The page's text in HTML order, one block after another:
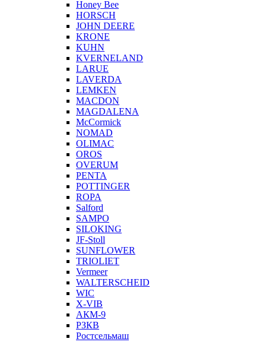
Honey Bee
HORSCH
JOHN DEERE
KRONE
KUHN
KVERNELAND
LARUE
LAVERDA
LEMKEN
MACDON
MAGDALENA
McCormick
NOMAD
OLIMAC
OROS
OVERUM
PENTA
POTTINGER
ROPA
Salford
SAMPO
SILOKING
JF-Stoll
SUNFLOWER
TRIOLIET
Vermeer
WALTERSCHEID
WIC
X-VIB
АКМ-9
РЗКВ
Ростсельмаш